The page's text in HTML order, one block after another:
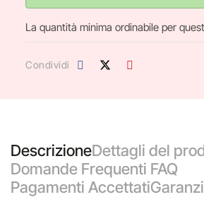
La quantità minima ordinabile per
Condividi
DescrizioneDettagli del
Domande Frequenti FAQ
Pagamenti Accettati